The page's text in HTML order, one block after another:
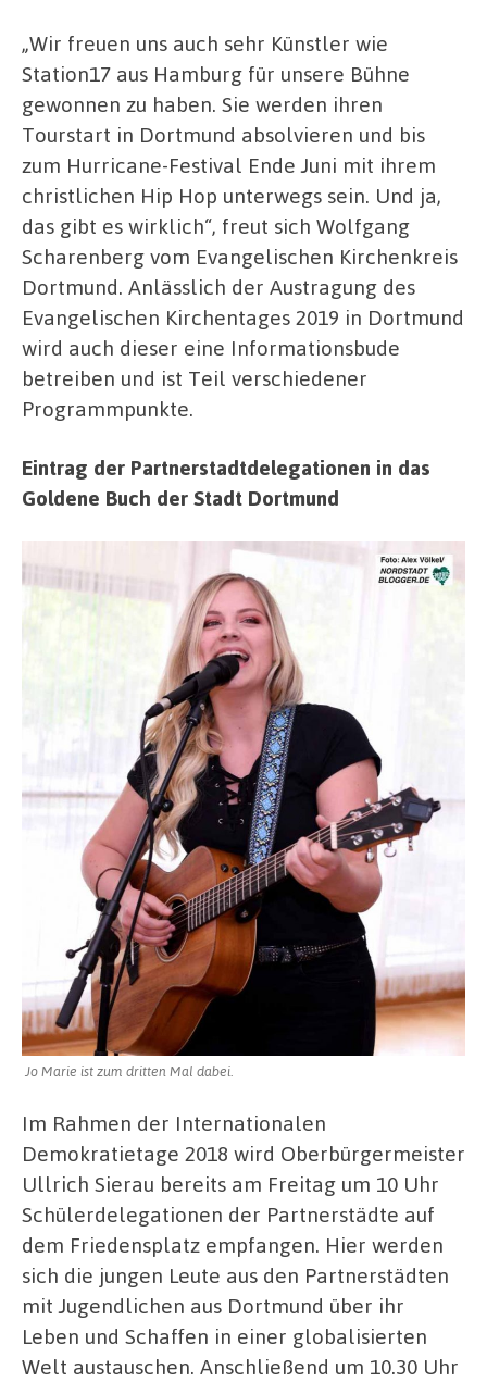
„Wir freuen uns auch sehr Künstler wie
Station17 aus Hamburg für unsere Bühne
gewonnen zu haben. Sie werden ihren
Tourstart in Dortmund absolvieren und bis
zum Hurricane-Festival Ende Juni mit ihrem
christlichen Hip Hop unterwegs sein. Und ja,
das gibt es wirklich“, freut sich Wolfgang
Scharenberg vom Evangelischen Kirchenkreis
Dortmund. Anlässlich der Austragung des
Evangelischen Kirchentages 2019 in Dortmund
wird auch dieser eine Informationsbude
betreiben und ist Teil verschiedener
Programmpunkte.
Eintrag der Partnerstadtdelegationen in das
Goldene Buch der Stadt Dortmund
Jo Marie ist zum dritten Mal dabei.
Im Rahmen der Internationalen
Demokratietage 2018 wird Oberbürgermeister
Ullrich Sierau bereits am Freitag um 10 Uhr
Schülerdelegationen der Partnerstädte auf
dem Friedensplatz empfangen. Hier werden
sich die jungen Leute aus den Partnerstädten
mit Jugendlichen aus Dortmund über ihr
Leben und Schaffen in einer globalisierten
Welt austauschen. Anschließend um 10.30 Uhr